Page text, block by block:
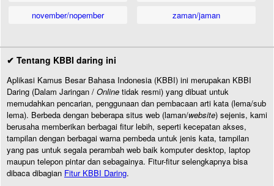
november/nopember
zaman/jaman
✔ Tentang KBBI daring ini
Aplikasi Kamus Besar Bahasa Indonesia (KBBI) ini merupakan KBBI
Daring (Dalam Jaringan / Online tidak resmi) yang dibuat untuk
memudahkan pencarian, penggunaan dan pembacaan arti kata (lema/sub
lema). Berbeda dengan beberapa situs web (laman/website) sejenis, kami
berusaha memberikan berbagai fitur lebih, seperti kecepatan akses,
tampilan dengan berbagai warna pembeda untuk jenis kata, tampilan
yang pas untuk segala perambah web baik komputer desktop, laptop
maupun telepon pintar dan sebagainya. Fitur-fitur selengkapnya bisa
dibaca dibagian Fitur KBBI Daring.